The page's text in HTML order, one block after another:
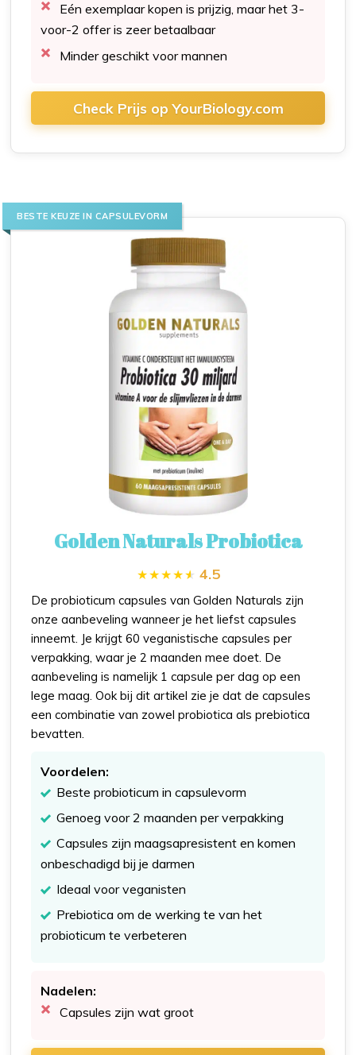
Eén exemplaar kopen is prijzig, maar het 3-
voor-2 offer is zeer betaalbaar
Minder geschikt voor mannen
Check Prijs op YourBiology.com
BESTE KEUZE IN CAPSULEVORM
Golden Naturals Probiotica
4.5
De probioticum capsules van Golden Naturals zijn
onze aanbeveling wanneer je het liefst capsules
inneemt. Je krijgt 60 veganistische capsules per
verpakking, waar je 2 maanden mee doet. De
aanbeveling is namelijk 1 capsule per dag op een
lege maag. Ook bij dit artikel zie je dat de capsules
een combinatie van zowel probiotica als prebiotica
bevatten.
Voordelen:
Beste probioticum in capsulevorm
Genoeg voor 2 maanden per verpakking
Capsules zijn maagsapresistent en komen
onbeschadigd bij je darmen
Ideaal voor veganisten
Prebiotica om de werking te van het
probioticum te verbeteren
Nadelen:
Capsules zijn wat groot